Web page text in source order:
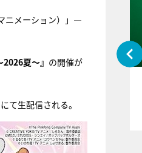
ニメーション）」―
夏～』 の開催が
て生配信される。
羅＆佐々木舞香SPインタ